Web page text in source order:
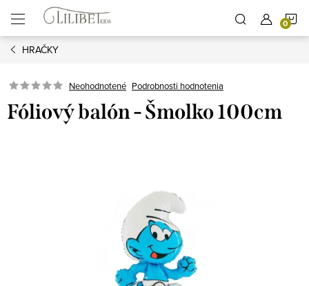
obsah
HRAČKY
Neohodnotené Podrobnosti hodnotenia
Fóliový balón - Šmolko 100cm